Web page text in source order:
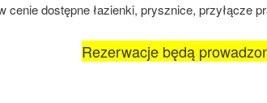
cenie dostępne łazienki, prysznice, przyłącze
Rezerwacje będą